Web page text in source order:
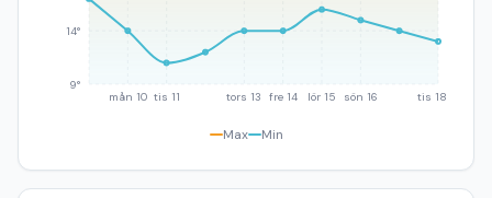
mån 10 tis 11 tors 13 fre 14 lör 15 sön 16 tis 18
9°
14°
Max Min